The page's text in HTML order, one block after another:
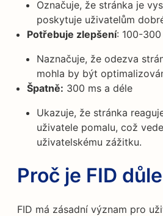
Označuje, že stránka je
poskytuje uživatelům
Potřebuje zlepšení: 100-
Naznačuje, že odezva
mohla by být
Špatně: 300 ms a déle
Ukazuje, že stránka
uživatele pomalu, což
uživatelskému zážitku.
Proč je FID
FID má zásadní význam pro